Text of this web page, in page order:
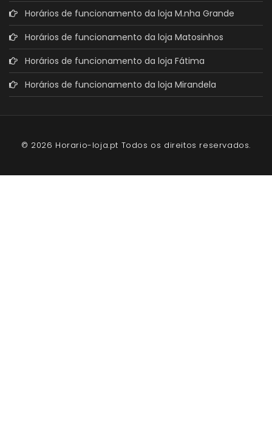
Horários de funcionamento da loja M.nha Grande
Horários de funcionamento da loja Matosinhos
Horários de funcionamento da loja Fátima
Horários de funcionamento da loja Mirandela
© 2026 Horario-loja.pt Todos os direitos reservados.